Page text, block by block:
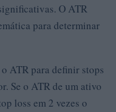
O ATR
para determinar
ATR para definir stops
Se o ATR de um ativo
loss em 2 vezes o